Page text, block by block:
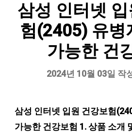
삼성 인터넷
험(2405) 유병
가능한 건
2024년 10월 03일 작
삼성 인터넷 입원 건강보험
가능한 건강보험 1. 상품 소개